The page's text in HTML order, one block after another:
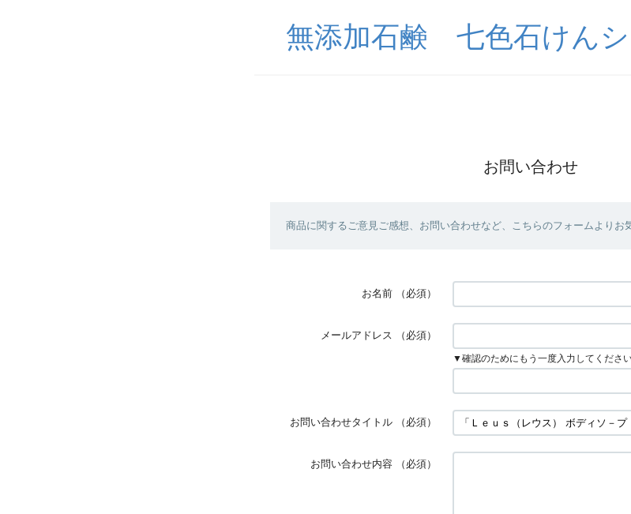
無添加石鹸 七色石けん
お問い合わせ
商品に関するご意見ご感想、お問い合わせなど、こちらのフォームよりお
お名前 （必須）
メールアドレス （必須）
▼確認のためにもう一度入力してください
お問い合わせタイトル （必須）
お問い合わせ内容 （必須）